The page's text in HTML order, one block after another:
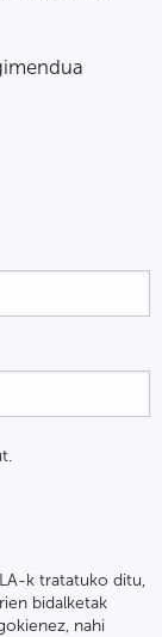
k tratatuko ditu,
bidalketak
nahi